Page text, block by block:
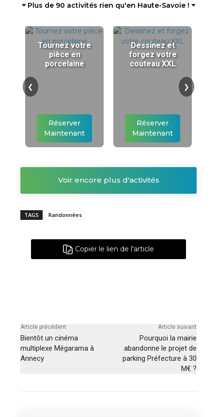
⏷ Plus de 90 activités rien qu'en Haute-Savoie ! ⏷
Tournez votre
pièce en
porcelaine
Réserver
Maintenant
Dessinez et
forgez votre
couteau XXL
Réserver
Maintenant
❮ ❯
Voir encore plus d'activités
TAGS Randonnées
Copier le lien de l'article
Article précédent
Bientôt un cinéma
multiplexe Mégarama à
Annecy
Article suivant
Pourquoi la mairie
abandonne le projet de
parking Préfecture à 30
M€ ?